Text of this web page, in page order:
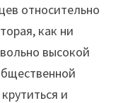
относительно
как ни
высокой
и